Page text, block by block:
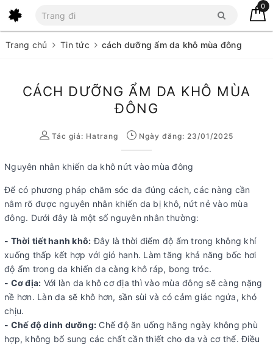
0
Trang chủ Tin tức cách dưỡng ẩm da khô mùa đông
CÁCH DƯỠNG ẨM DA KHÔ MÙA
ĐÔNG
Tác giả: Hatrang Ngày đăng: 23/01/2025
Nguyên nhân khiến da khô nứt vào mùa đông
Để có phương pháp chăm sóc da đúng cách, các nàng cần
nắm rõ được nguyên nhân khiến da bị khô, nứt nẻ vào mùa
đông. Dưới đây là một số nguyên nhân thường:
- Thời tiết hanh khô: Đây là thời điểm độ ẩm trong không khí
xuống thấp kết hợp với gió hanh. Làm tăng khả năng bốc hơi
độ ẩm trong da khiến da càng khô ráp, bong tróc.
- Cơ địa: Với làn da khô cơ địa thì vào mùa đông sẽ càng nặng
nề hơn. Làn da sẽ khô hơn, sần sùi và có cảm giác ngứa, khó
chịu.
- Chế độ dinh dưỡng: Chế độ ăn uống hằng ngày không phù
hợp, không bổ sung các chất cần thiết cho da và cơ thể. Điều